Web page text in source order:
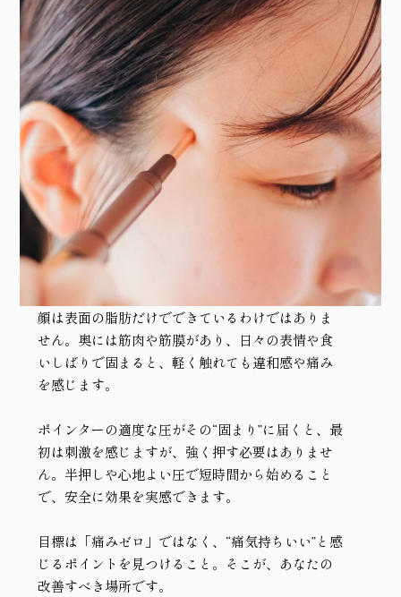
顔は表面の脂肪だけでできているわけではありま
せん。奥には筋肉や筋膜があり、日々の表情や食
いしばりで固まると、軽く触れても違和感や痛み
を感じます。
ポインターの適度な圧がその“固まり”に届くと、最
初は刺激を感じますが、強く押す必要はありませ
ん。半押しや心地よい圧で短時間から始めること
で、安全に効果を実感できます。
目標は「痛みゼロ」ではなく、 “痛気持ちいい”と感
じるポイントを見つけること。 そこが、あなたの
改善すべき場所です。